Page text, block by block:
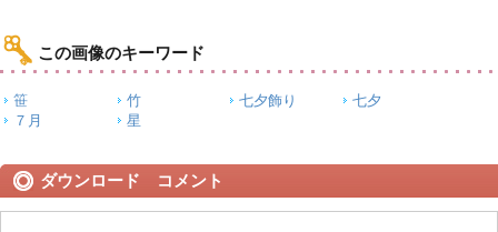
この画像のキーワード
笹 竹 七夕飾り
七夕
７月
星
ダウンロード コメント